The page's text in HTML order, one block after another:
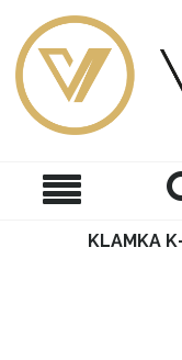
KLAMKA